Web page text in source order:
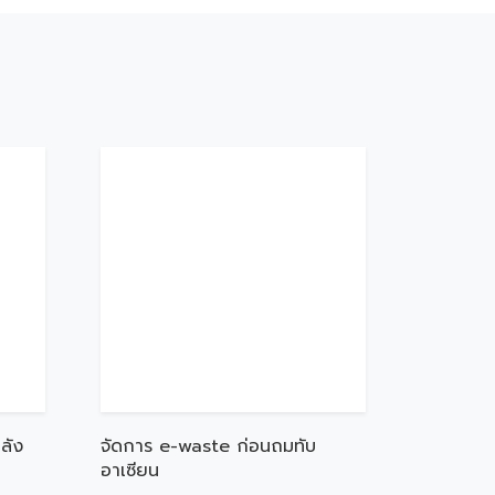
ง
จัดการ e-waste ก่อนถมทับ
อาเซียน